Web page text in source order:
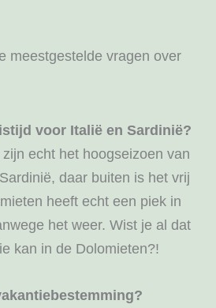
meestgestelde vragen over
voor Italië en Sardinië?
echt het hoogseizoen van
daar buiten is het vrij
heeft echt een piek in
het weer. Wist je al dat
kan in de Dolomieten?!